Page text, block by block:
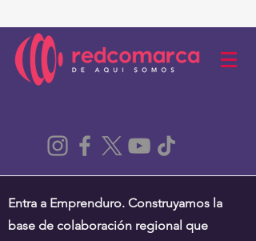
Entra a Emprenduro. Construyamos la
base de colaboración regional que